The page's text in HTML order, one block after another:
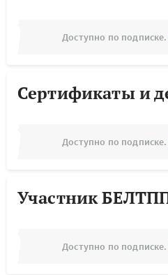
Доступно по подписке.
Сертификаты и
Доступно по подписке.
Участник
Доступно по подписке.